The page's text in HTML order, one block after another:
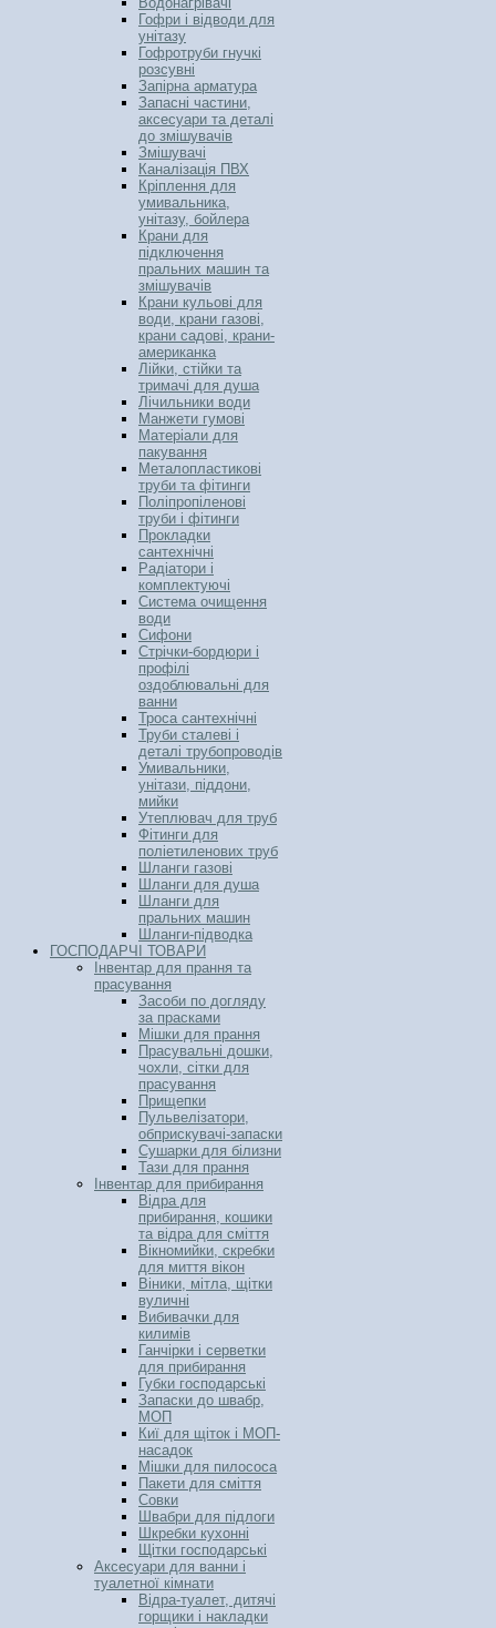
Гофри і відводи для
унітазу
Гофротруби гнучкі
розсувні
Запірна арматура
Запасні частини,
аксесуари та деталі
до змішувачів
Змішувачі
Каналізація ПВХ
Кріплення для
умивальника,
унітазу, бойлера
Крани для
підключення
пральних машин та
змішувачів
Крани кульові для
води, крани газові,
крани садові, крани-
американка
Лійки, стійки та
тримачі для душа
Лічильники води
Манжети гумові
Матеріали для
пакування
Металопластикові
труби та фітинги
Поліпропіленові
труби і фітинги
Прокладки
сантехнічні
Радіатори і
комплектуючі
Система очищення
води
Сифони
Стрічки-бордюри і
профілі
оздоблювальні для
ванни
Троса сантехнічні
Труби сталеві і
деталі трубопроводів
Умивальники,
унітази, піддони,
мийки
Утеплювач для труб
Фітинги для
поліетиленових труб
Шланги газові
Шланги для душа
Шланги для
пральних машин
Шланги-підводка
ГОСПОДАРЧІ ТОВАРИ
Інвентар для прання та
прасування
Засоби по догляду
за прасками
Мішки для прання
Прасувальні дошки,
чохли, сітки для
прасування
Прищепки
Пульвелізатори,
обприскувачі-запаски
Сушарки для білизни
Тази для прання
Інвентар для прибирання
Відра для
прибирання, кошики
та відра для сміття
Вікномийки, скребки
для миття вікон
Віники, мітла, щітки
вуличні
Вибивачки для
килимів
Ганчірки і серветки
для прибирання
Губки господарські
Запаски до швабр,
МОП
Киї для щіток і МОП-
насадок
Мішки для пилососа
Пакети для сміття
Совки
Швабри для підлоги
Шкребки кухонні
Щітки господарські
Аксесуари для ванни і
туалетної кімнати
Відра-туалет, дитячі
горщики і накладки